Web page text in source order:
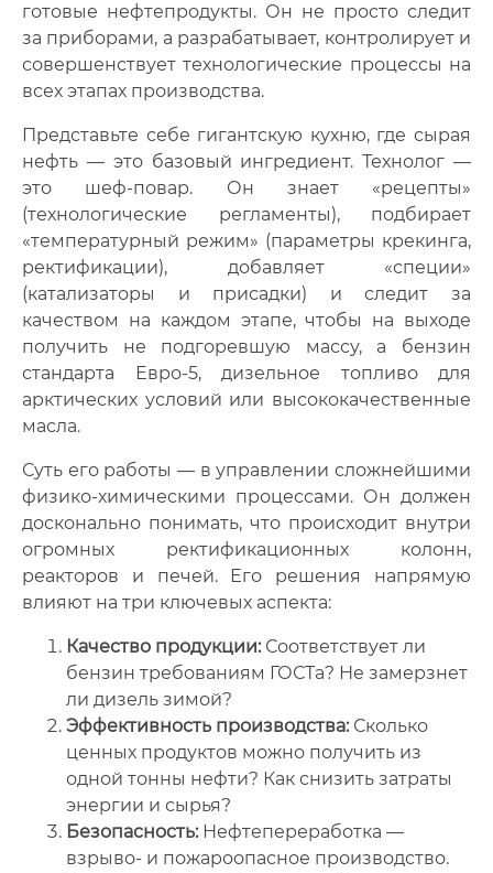
готовые нефтепродукты. Он не просто следит
за приборами, а разрабатывает, контролирует и
совершенствует технологические процессы на
всех этапах производства.
Представьте себе гигантскую кухню, где сырая
нефть — это базовый ингредиент. Технолог —
это шеф-повар. Он знает «рецепты»
(технологические регламенты), подбирает
«температурный режим» (параметры крекинга,
ректификации), добавляет «специи»
(катализаторы и присадки) и следит за
качеством на каждом этапе, чтобы на выходе
получить не подгоревшую массу, а бензин
стандарта Евро-5, дизельное топливо для
арктических условий или высококачественные
масла.
Суть его работы — в управлении сложнейшими
физико-химическими процессами. Он должен
досконально понимать, что происходит внутри
огромных ректификационных колонн,
реакторов и печей. Его решения напрямую
влияют на три ключевых аспекта:
Качество продукции:Соответствует ли
бензин требованиям ГОСТа? Не замерзнет
ли дизель зимой?
Эффективность производства:Сколько
ценных продуктов можно получить из
одной тонны нефти? Как снизить затраты
энергии и сырья?
Безопасность:Нефтепереработка —
взрыво- и пожароопасное производство.